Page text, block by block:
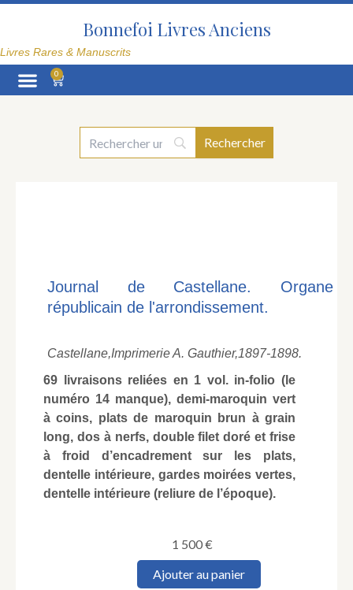
Aller
Bonnefoi Livres Anciens
Livres Rares & Manuscrits
0
Panier
Journal de Castellane. Organe
républicain de l'arrondissement.
Castellane,Imprimerie A. Gauthier,1897-1898.
69 livraisons reliées en 1 vol. in-folio (le
numéro 14 manque), demi-maroquin vert
à coins, plats de maroquin brun à grain
long, dos à nerfs, double filet doré et frise
à froid d’encadrement sur les plats,
dentelle intérieure, gardes moirées vertes,
dentelle intérieure (reliure de l’époque).
1 500€
quantitéAjouter au panier